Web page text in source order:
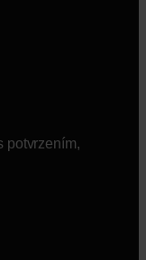
potvrzením,